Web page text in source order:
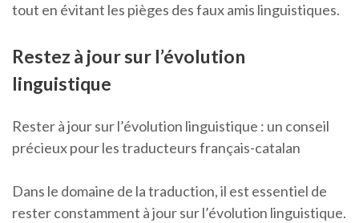
tout en évitant les pièges des faux amis linguistiques.
Restez à jour sur l’évolution
linguistique
Rester à jour sur l’évolution linguistique : un conseil
précieux pour les traducteurs français-catalan
Dans le domaine de la traduction, il est essentiel de
rester constamment à jour sur l’évolution linguistique.